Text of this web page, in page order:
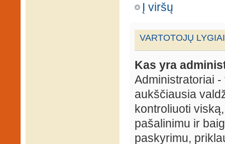
Į viršų
VARTOTOJŲ
Kas yra
Administratoriai
aukščiausia
kontroliuoti
pašalinimu ir
paskyrimu,